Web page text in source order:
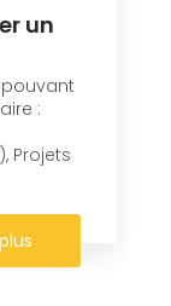
un
:
Projets